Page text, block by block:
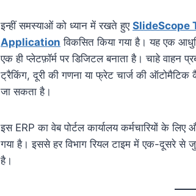
इन्हीं समस्याओं को ध्यान में रखते हुए SlideScope
Application विकसित किया गया है। यह एक
एक ही प्लेटफ़ॉर्म पर डिजिटल बनाता है। चाहे वाहन
ट्रैकिंग, दूरी की गणना या फ्रेट चार्ज की
जा सकता है।
इस ERP का वेब पोर्टल कार्यालय कर्मचारियों के
गया है। इससे हर विभाग रियल टाइम में एक-दूसरे से
है।